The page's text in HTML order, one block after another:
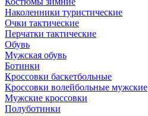
Наколенники туристические
Очки тактические
Перчатки тактические
Обувь
Мужская обувь
Ботинки
Кроссовки баскетбольные
Кроссовки волейбольные мужские
Мужские кроссовки
Полуботинки